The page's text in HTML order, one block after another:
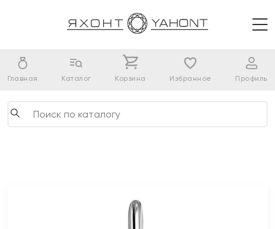
Главная Каталог Корзина Избранное Профиль